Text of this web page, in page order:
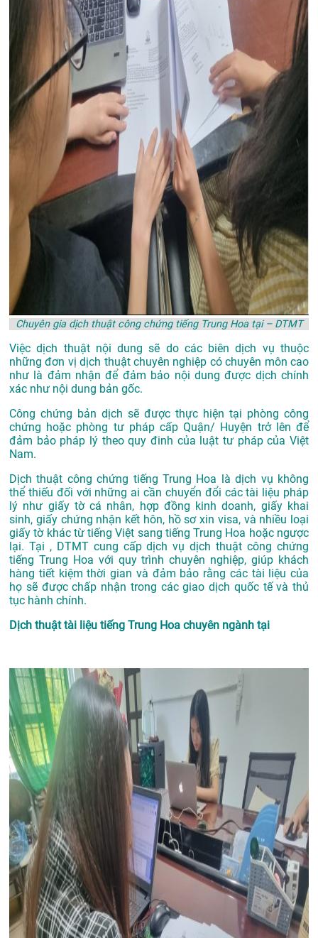
Chuyên gia dịch thuật công chứng tiếng Trung Hoa tại – DTMT
Việc dịch thuật nội dung sẽ do các biên dịch vụ thuộc
những đơn vị dịch thuật chuyên nghiệp có chuyên môn cao
như là đảm nhận để đảm bảo nội dung được dịch chính
xác như nội dung bản gốc.
Công chứng bản dịch sẽ được thực hiện tại phòng công
chứng hoặc phòng tư pháp cấp Quận/ Huyện trở lên để
đảm bảo pháp lý theo quy đinh của luật tư pháp của Việt
Nam.
Dịch thuật công chứng tiếng Trung Hoa là dịch vụ không
thể thiếu đối với những ai cần chuyển đổi các tài liệu pháp
lý như giấy tờ cá nhân, hợp đồng kinh doanh, giấy khai
sinh, giấy chứng nhận kết hôn, hồ sơ xin visa, và nhiều loại
giấy tờ khác từ tiếng Việt sang tiếng Trung Hoa hoặc ngược
lại. Tại , DTMT cung cấp dịch vụ dịch thuật công chứng
tiếng Trung Hoa với quy trình chuyên nghiệp, giúp khách
hàng tiết kiệm thời gian và đảm bảo rằng các tài liệu của
họ sẽ được chấp nhận trong các giao dịch quốc tế và thủ
tục hành chính.
Dịch thuật tài liệu tiếng Trung Hoa chuyên ngành tại